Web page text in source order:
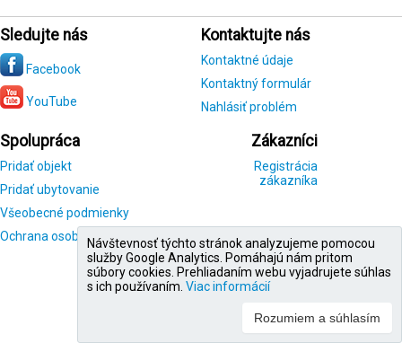
Sledujte nás
Facebook
YouTube
Kontaktujte nás
Kontaktné údaje
Kontaktný formulár
Nahlásiť problém
Spolupráca
Pridať objekt
Pridať ubytovanie
Všeobecné podmienky
Ochrana osobných údajov
Zákazníci
Registrácia
zákazníka
Návštevnosť týchto stránok analyzujeme pomocou
služby Google Analytics. Pomáhajú nám pritom
súbory cookies. Prehliadaním webu vyjadrujete súhlas
s ich používaním. Viac informácií